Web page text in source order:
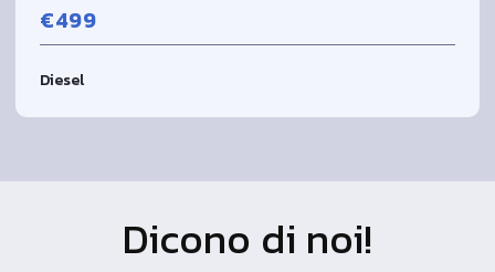
€499
Diesel
Dicono di noi!